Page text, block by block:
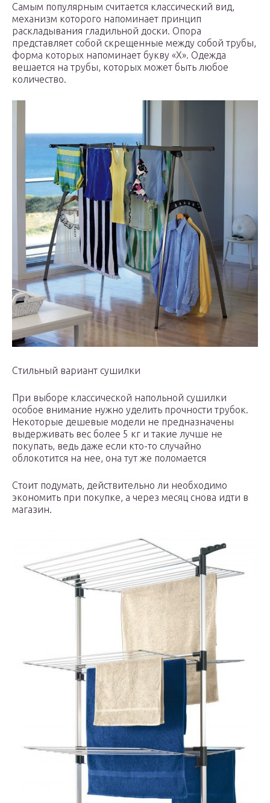
Самым популярным считается классический вид,
механизм которого напоминает принцип
раскладывания гладильной доски. Опора
представляет собой скрещенные между собой трубы,
форма которых напоминает букву «Х». Одежда
вешается на трубы, которых может быть любое
количество.
Стильный вариант сушилки
При выборе классической напольной сушилки
особое внимание нужно уделить прочности трубок.
Некоторые дешевые модели не предназначены
выдерживать вес более 5 кг и такие лучше не
покупать, ведь даже если кто-то случайно
облокотится на нее, она тут же поломается
Стоит подумать, действительно ли необходимо
экономить при покупке, а через месяц снова идти в
магазин.